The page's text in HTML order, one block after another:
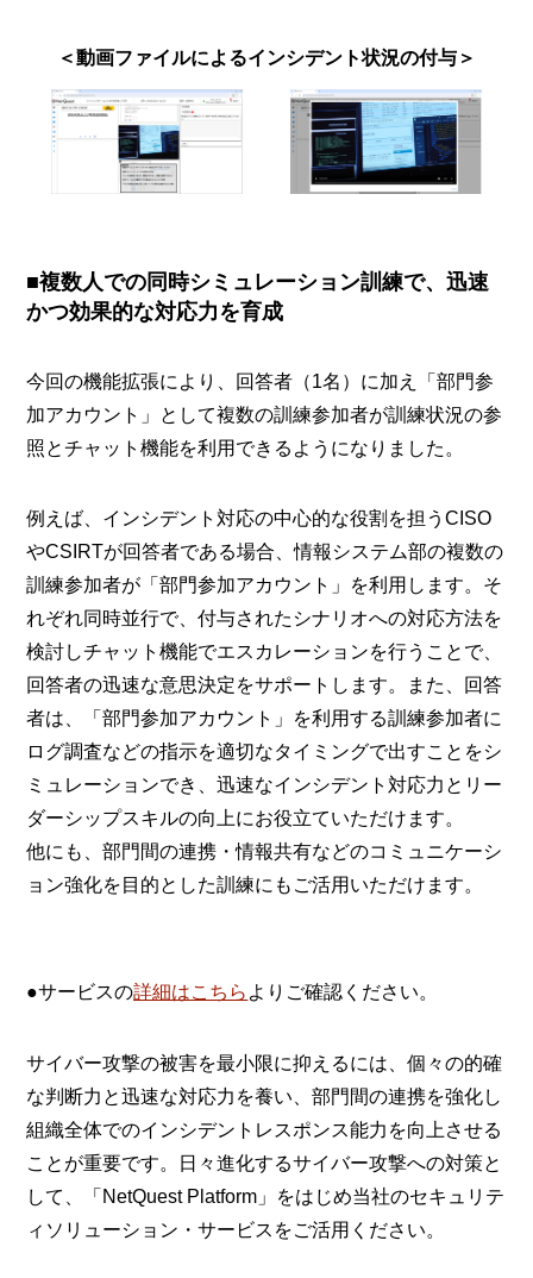
＜動画ファイルによるインシデント状況の付与＞
■複数人での同時シミュレーション訓練で、迅速
かつ効果的な対応力を育成
今回の機能拡張により、回答者（1名）に加え「部門参
加アカウント」として複数の訓練参加者が訓練状況の参
照とチャット機能を利用できるようになりました。
例えば、インシデント対応の中心的な役割を担うCISO
やCSIRTが回答者である場合、情報システム部の複数の
訓練参加者が「部門参加アカウント」を利用します。そ
れぞれ同時並行で、付与されたシナリオへの対応方法を
検討しチャット機能でエスカレーションを行うことで、
回答者の迅速な意思決定をサポートします。また、回答
者は、「部門参加アカウント」を利用する訓練参加者に
ログ調査などの指示を適切なタイミングで出すことをシ
ミュレーションでき、迅速なインシデント対応力とリー
ダーシップスキルの向上にお役立ていただけます。
他にも、部門間の連携・情報共有などのコミュニケーシ
ョン強化を目的とした訓練にもご活用いただけます。
●サービスの詳細はこちら よりご確認ください。
サイバー攻撃の被害を最小限に抑えるには、個々の的確
な判断力と迅速な対応力を養い、部門間の連携を強化し
組織全体でのインシデントレスポンス能力を向上させる
ことが重要です。日々進化するサイバー攻撃への対策と
して、「NetQuest Platform」をはじめ当社のセキュリテ
ィソリューション・サービスをご活用ください。